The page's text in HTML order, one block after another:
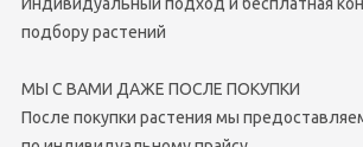
подбору растений
МЫ С ВАМИ ДАЖЕ ПОСЛЕ ПОКУПКИ
После покупки растения мы